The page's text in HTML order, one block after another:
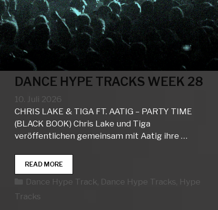
DANCE HYPE TRACKS WEEK 28
10. Juli 2026
CHRIS LAKE & TIGA FT. AATIG – PARTY TIME
(BLACK BOOK) Chris Lake und Tiga
veröffentlichen gemeinsam mit Aatig ihre …
READ MOREDANCE
HYPE
TRACKS
Kategorien
Dance Hype Track, Dance Hype Tracks, Hype
Tracks